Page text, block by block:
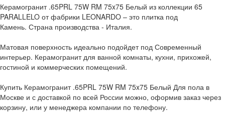
Керамогранит .65PRL 75W RM 75x75 Белый из коллекции 65
PARALLELO от фабрики LEONARDO – это плитка под
Камень. Страна производства - Италия.
Матовая поверхность идеально подойдет под Современный
интерьер. Керамогранит для ванной комнаты, кухни, прихожей,
гостиной и коммерческих помещений.
Купить Керамогранит .65PRL 75W RM 75x75 Белый Для пола в
Москве и с доставкой по всей России можно, оформив заказ через
корзину, или у менеджера компании по телефону.